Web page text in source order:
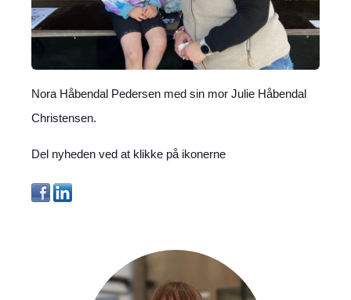
Nora Håbendal Pedersen med sin mor Julie Håbendal
Christensen.
Del nyheden ved at klikke på ikonerne